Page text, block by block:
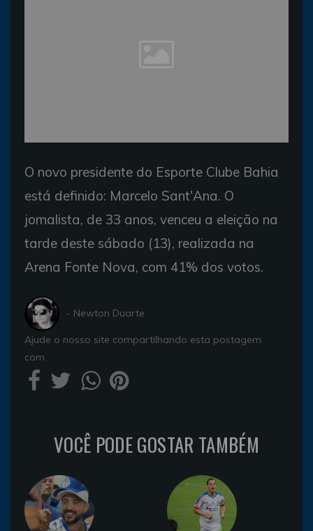
O novo presidente do Esporte Clube Bahia
está definido: Marcelo Sant'Ana. O
jornalista, de 33 anos, venceu a eleição na
tarde deste sábado (13), realizada na
Arena Fonte Nova, com 41% dos votos.
- Newton Duarte
Ajude o nosso site compartilhando esta postagem
com
VOCÊ PODE GOSTAR TAMBÉM